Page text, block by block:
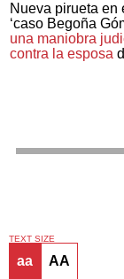
Nueva pirueta en
‘caso Begoña
una maniobra
contra la esposa
TEXT SIZE
aa AA